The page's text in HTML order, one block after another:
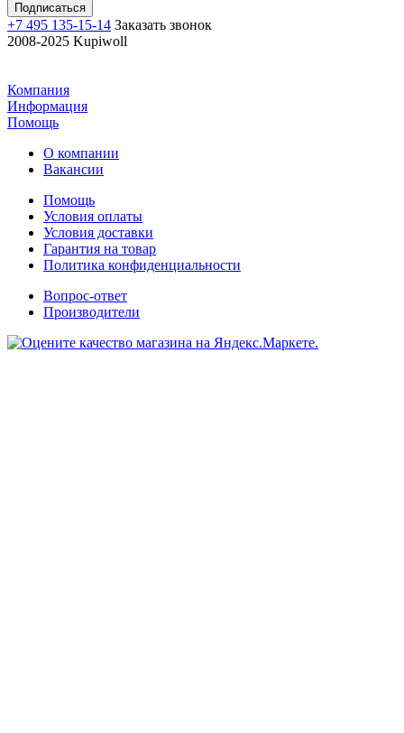
+7 495 135-15-14 Заказать звонок
2008-2025 Kupiwoll
Компания
Информация
Помощь
О компании
Вакансии
Помощь
Условия оплаты
Условия доставки
Гарантия на товар
Политика конфиденциальности
Вопрос-ответ
Производители